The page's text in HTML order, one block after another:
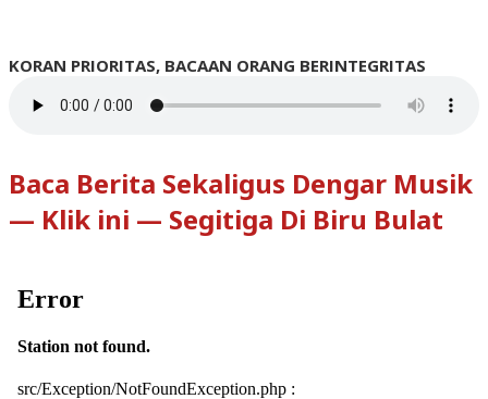
KORAN PRIORITAS, BACAAN ORANG BERINTEGRITAS
Baca Berita Sekaligus Dengar Musik
— Klik ini — Segitiga Di Biru Bulat